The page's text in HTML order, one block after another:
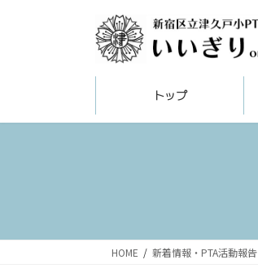
ス
ン
トップ
HOME 新着情報・PTA活動報告